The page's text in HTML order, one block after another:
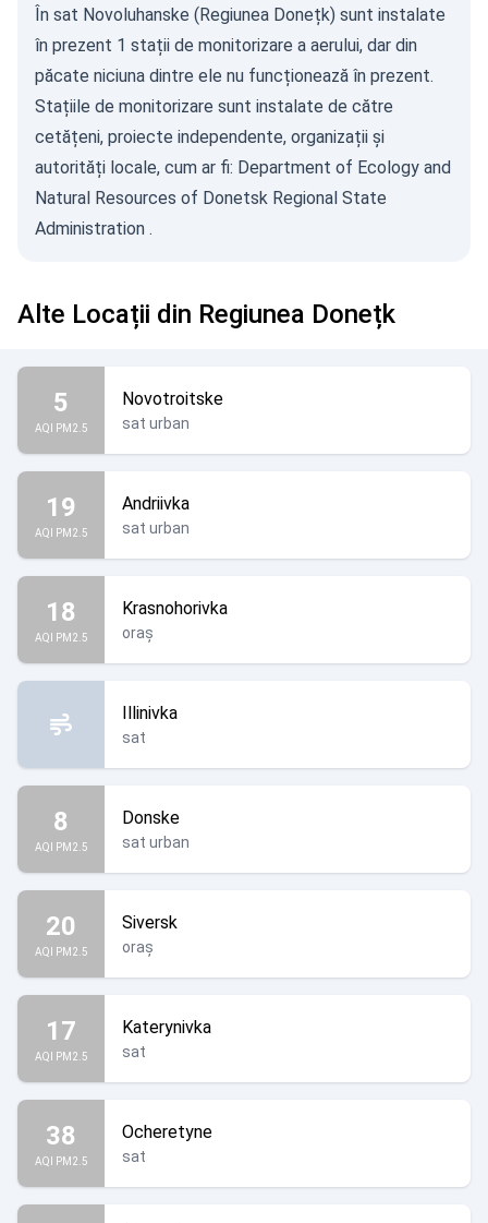
În sat Novoluhanske (Regiunea Donețk) sunt instalate
în prezent 1 stații de monitorizare a aerului, dar din
păcate niciuna dintre ele nu funcționează în prezent.
Stațiile de monitorizare sunt instalate de către
cetățeni, proiecte independente, organizații și
autorități locale, cum ar fi: Department of Ecology and
Natural Resources of Donetsk Regional State
Administration .
Alte Locații din Regiunea Donețk
5
AQI PM2.5
Novotroitske
sat urban
19
AQI PM2.5
Andriivka
sat urban
18
AQI PM2.5
Krasnohorivka
oraș
Illinivka
sat
8
AQI PM2.5
Donske
sat urban
20
AQI PM2.5
Siversk
oraș
17
AQI PM2.5
Katerynivka
sat
38
AQI PM2.5
Ocheretyne
sat